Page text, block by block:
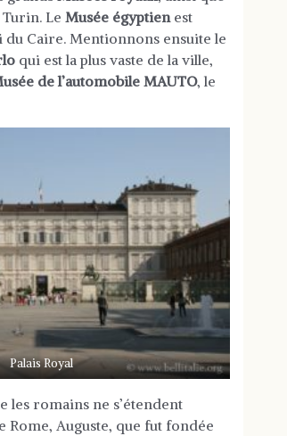
Le Musée égyptienest
du Caire. Mentionnons ensuite le
qui est la plus vaste de la ville,
de l’automobile MAUTO, le
Palais Royal
les romains ne s’étendent
Rome, Auguste, que fut fondée